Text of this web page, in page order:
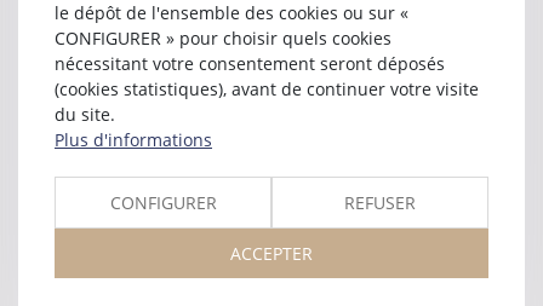
Maître Sandra NAVARRE
le dépôt de l'ensemble des cookies ou sur «
CONFIGURER » pour choisir quels cookies
nécessitant votre consentement seront déposés
(cookies statistiques), avant de continuer votre visite
du site.
Plus d'informations
CONFIGURER REFUSER
ACCEPTER